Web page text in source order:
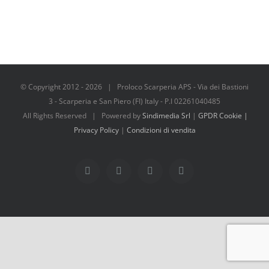
© Copyright 2012 -2026 | Proloco Scarperia APS - Via dei Bastioni
3 - Scarperia e San Piero (FI) Italy - P.I 02261040485
All Rights Reserved | Powered bySindimedia Srl | GPDR Cookie |
Privacy Policy | Condizioni di vendita
FacebookInstagramTripadvisorWhatsApp